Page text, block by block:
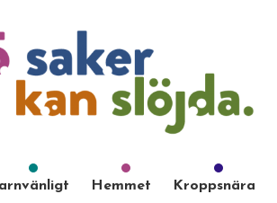
Hemmet Kroppsnära